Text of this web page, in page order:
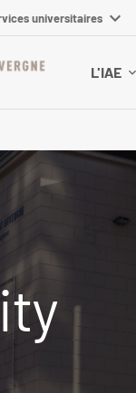
universitaires
L'IAE